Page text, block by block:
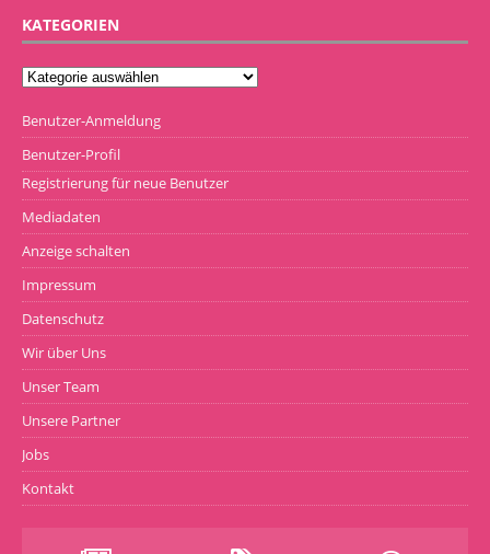
KATEGORIEN
Benutzer-Anmeldung
Benutzer-Profil
Registrierung für neue Benutzer
Mediadaten
Anzeige schalten
Impressum
Datenschutz
Wir über Uns
Unser Team
Unsere Partner
Jobs
Kontakt